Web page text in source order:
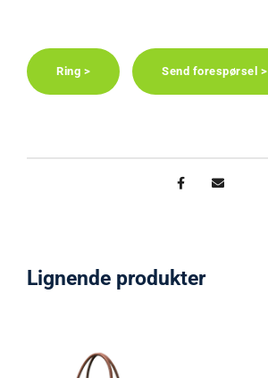
Ring > Send forespørsel >
Lignende produkter